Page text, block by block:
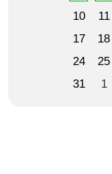
10
11
17
18
24
25
31
1